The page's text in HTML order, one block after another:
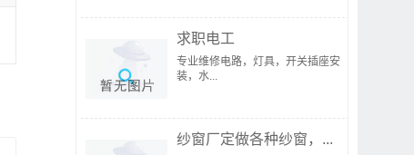
求职电工
专业维修电路，灯具，开关插座安
装，水...
纱窗厂定做各种纱窗，...